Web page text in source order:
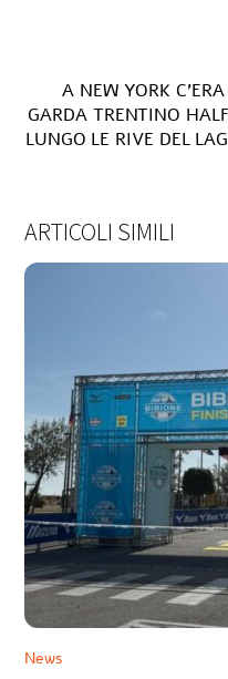
A NEW YORK
GARDA TRENTINO
LUNGO LE RIVE DEL
ARTICOLI SIMILI
News